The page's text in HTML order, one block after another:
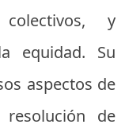
y
equidad. Su
aspectos de
de